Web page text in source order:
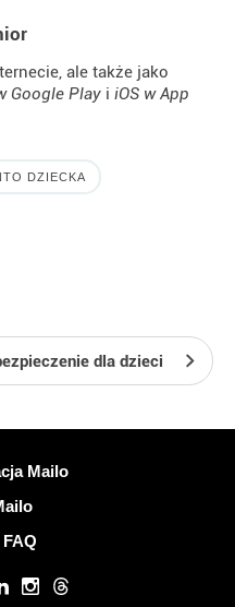
ale także jako
Google Play i iOS w App
DZIECKA
dla dzieci
Mailo
Instagram
Threads